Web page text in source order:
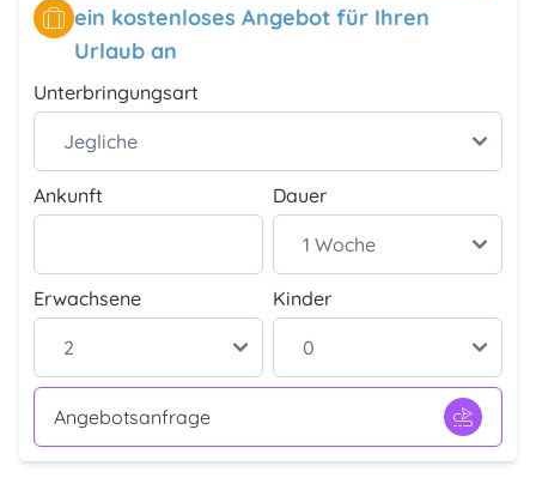
ein kostenloses Angebot für Ihren
Urlaub an
Unterbringungsart
Ankunft Dauer
Erwachsene Kinder
Angebotsanfrage